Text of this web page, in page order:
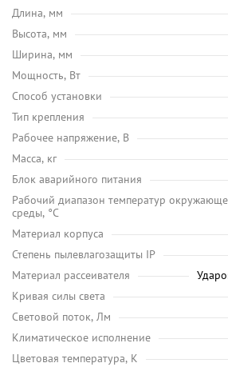
Длина, мм
Высота, мм
Ширина, мм
Мощность, Вт
Способ установки
Тип крепления
Рабочее напряжение, В
Масса, кг
Блок аварийного питания
Рабочий диапазон температур
среды, °C
Материал корпуса
Степень пылевлагозащиты IP
Материал рассеивателя
Кривая силы света
Световой поток, Лм
Климатическое исполнение
Цветовая температура, K